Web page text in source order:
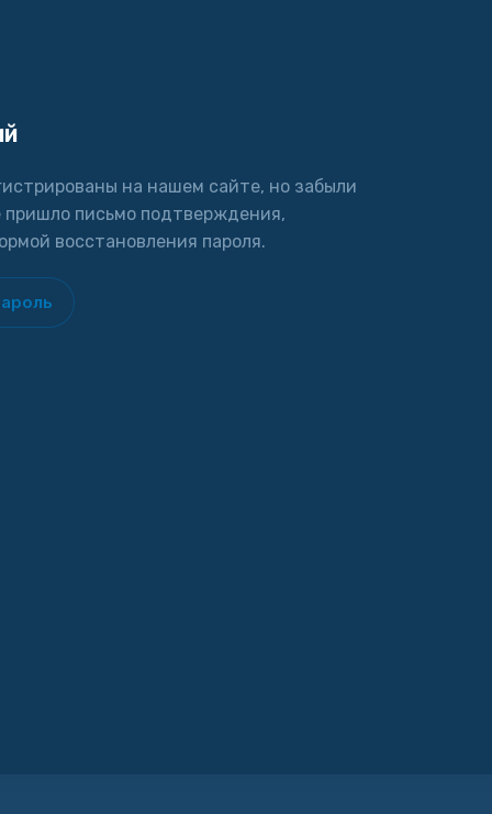
на нашем сайте, но забыли
пришло письмо подтверждения,
восстановления пароля.